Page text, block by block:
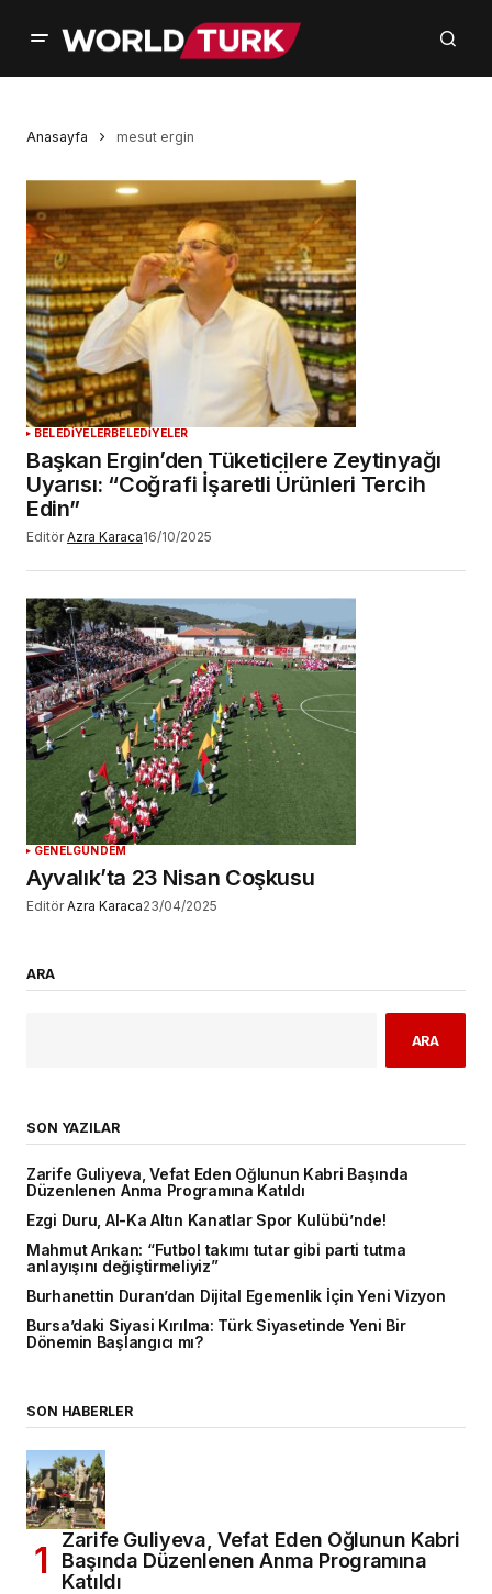
Anasayfa mesut ergin
BELEDİYELERBELEDİYELER
Başkan Ergin’den Tüketicilere Zeytinyağı
Uyarısı: “Coğrafi İşaretli Ürünleri Tercih
Edin”
Editör Azra Karaca16/10/2025
GENELGÜNDEM
Ayvalık’ta 23 Nisan Coşkusu
Editör Azra Karaca23/04/2025
ARA
ARA
SON YAZILAR
Zarife Guliyeva, Vefat Eden Oğlunun Kabri Başında
Düzenlenen Anma Programına Katıldı
Ezgi Duru, Al-Ka Altın Kanatlar Spor Kulübü’nde!
Mahmut Arıkan: “Futbol takımı tutar gibi parti tutma
anlayışını değiştirmeliyiz”
Burhanettin Duran’dan Dijital Egemenlik İçin Yeni Vizyon
Bursa’daki Siyasi Kırılma: Türk Siyasetinde Yeni Bir
Dönemin Başlangıcı mı?
SON HABERLER
Zarife Guliyeva, Vefat Eden Oğlunun Kabri
Başında Düzenlenen Anma Programına
Katıldı